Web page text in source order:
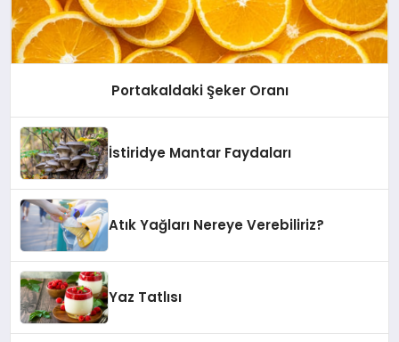
Portakaldaki Şeker Oranı
İstiridye Mantar Faydaları
Atık Yağları Nereye Verebiliriz?
Yaz Tatlısı